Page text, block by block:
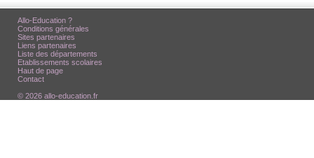
Allo-Education ?
Conditions générales
Sites partenaires
Liens partenaires
Liste des départements
Etablissements scolaires
Haut de page
Contact
© 2026 allo-education.fr